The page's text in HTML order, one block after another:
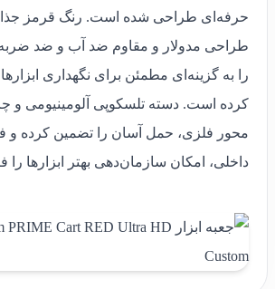
حرفه‌ای طراحی شده است. رنگ قرمز
طراحی مدولار و مقاوم ضد آب و ضد
را به گزینه‌ای مطمئن برای نگهداری
کرده است. دسته تلسکوپی آلومینیومی و
محور فلزی، حمل آسان را تضمین کرده و
داخلی، امکان سازمان‌دهی بهتر ابزارها